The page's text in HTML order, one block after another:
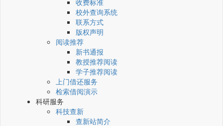
收费标准
校外查询系统
联系方式
版权声明
阅读推荐
新书通报
教授推荐阅读
学子推荐阅读
上门借还服务
检索借阅演示
科研服务
科技查新
查新站简介